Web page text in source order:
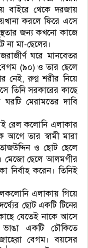
বাইরে থেকে দরজায়
করলে ফিরে এসে
জন্য কখনো কাজে
না মা-ছেলের।
ঘরে মানবেতর
(৯০) ও তার ছেলে
রুগ্ন শরীর নিয়ে
তিনি সরকারের কাছে
মেরামতের দাবি
রেল কলোনি এলাকার
আগে তার স্বামী মারা
ও ছোট ছেলে
মেজো ছেলে আলমগীর
নির্বাহ করেন। তিনিই
এলাকায় গিয়ে
ছোট একটি টিনের
যেতেই নাকে আসে
একটি চৌকিতে
বেগম। বয়সের